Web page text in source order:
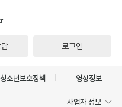
로그인
청소년보호정책 영상정보
사업자 정보